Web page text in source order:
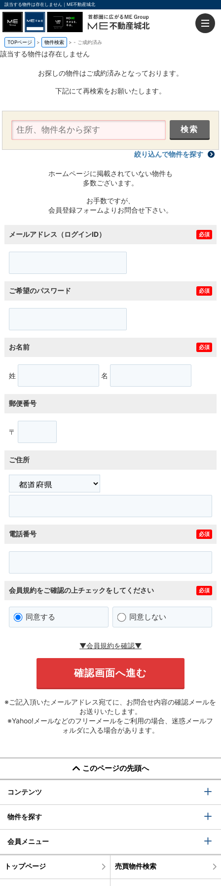
該当する物件は存在しません｜ME不動産城北
TOPページ 物件検索 - ご成約済み
該当する物件は存在しません
お探しの物件はご成約済みとなっております。
下記にて再検索をお願いたします。
絞り込んで物件を探す
ホームページに掲載されていない物件も
多数ございます。
お手数ですが、
会員登録フォームよりお問合せ下さい。
メールアドレス（ログインID） 必須
ご希望のパスワード 必須
お名前 必須
姓 名
郵便番号
〒
ご住所
電話番号 必須
会員規約をご確認の上チェックをしてください 必須
同意する 同意しない
▼会員規約を確認▼
※ご記入頂いたメールアドレス宛てに、お問合せ内容の確認メールを
お送りいたします。
※Yahoo!メールなどのフリーメールをご利用の場合、迷惑メールフ
ォルダに入る場合があります。
このページの先頭へ
コンテンツ
物件を探す
会員メニュー
トップページ 売買物件検索